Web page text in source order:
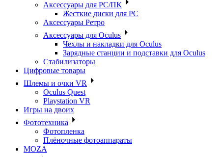
Аксессуары для PC/ПК
Жесткие диски для PC
Аксессуары Ретро
Аксессуары для Oculus
Чехлы и накладки для Oculus
Зарядные станции и подставки для Oculus
Стабилизаторы
Цифровые товары
Шлемы и очки VR
Oculus Quest
Playstation VR
Игры на двоих
Фототехника
Фотопленка
Плёночные фотоаппараты
MOZA